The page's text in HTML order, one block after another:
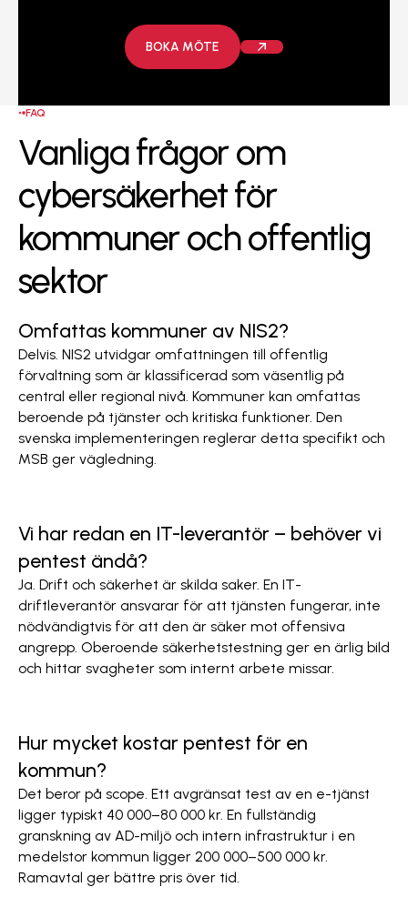
Boka möte
BOKA MÖTE
FAQ
Vanliga frågor om
cybersäkerhet för
kommuner och offentlig
sektor
Omfattas kommuner av NIS2?
Delvis. NIS2 utvidgar omfattningen till offentlig
förvaltning som är klassificerad som väsentlig på
central eller regional nivå. Kommuner kan omfattas
beroende på tjänster och kritiska funktioner. Den
svenska implementeringen reglerar detta specifikt och
MSB ger vägledning.
Vi har redan en IT-leverantör – behöver vi
pentest ändå?
Ja. Drift och säkerhet är skilda saker. En IT-
driftleverantör ansvarar för att tjänsten fungerar, inte
nödvändigtvis för att den är säker mot offensiva
angrepp. Oberoende säkerhetstestning ger en ärlig bild
och hittar svagheter som internt arbete missar.
Hur mycket kostar pentest för en
kommun?
Det beror på scope. Ett avgränsat test av en e-tjänst
ligger typiskt 40 000–80 000 kr. En fullständig
granskning av AD-miljö och intern infrastruktur i en
medelstor kommun ligger 200 000–500 000 kr.
Ramavtal ger bättre pris över tid.